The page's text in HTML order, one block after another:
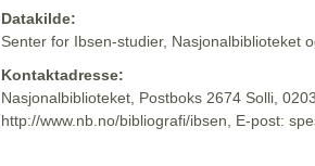
Datakilde:
Senter for Ibsen-studier, Nasjonalbiblioteket
Kontaktadresse:
Nasjonalbiblioteket, Postboks 2674 Solli,
http://www.nb.no/bibliografi/ibsen, E-post: